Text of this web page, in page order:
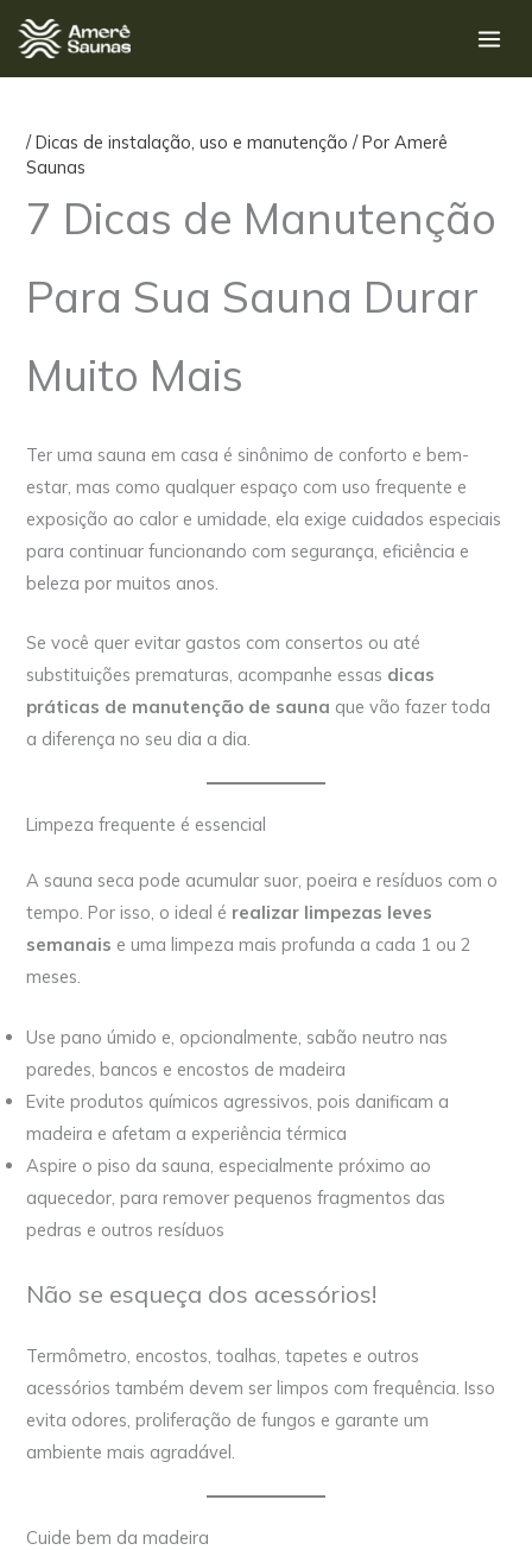
para
o
/Dicas de instalação, uso e manutenção / PorAmerê
Saunas
7 Dicas de Manutenção
Para Sua Sauna Durar
Muito Mais
Ter uma sauna em casa é sinônimo de conforto e bem-
estar, mas como qualquer espaço com uso frequente e
exposição ao calor e umidade, ela exige cuidados especiais
para continuar funcionando com segurança, eficiência e
beleza por muitos anos.
Se você quer evitar gastos com consertos ou até
substituições prematuras, acompanhe essas dicas
práticas de manutenção de sauna que vão fazer toda
a diferença no seu dia a dia.
Limpeza frequente é essencial
A sauna seca pode acumular suor, poeira e resíduos com o
tempo. Por isso, o ideal é realizar limpezas leves
semanais e uma limpeza mais profunda a cada 1 ou 2
meses.
Use pano úmido e, opcionalmente, sabão neutro nas
paredes, bancos e encostos de madeira
Evite produtos químicos agressivos, pois danificam a
madeira e afetam a experiência térmica
Aspire o piso da sauna, especialmente próximo ao
aquecedor, para remover pequenos fragmentos das
pedras e outros resíduos
Não se esqueça dos acessórios!
Termômetro, encostos, toalhas, tapetes e outros
acessórios também devem ser limpos com frequência. Isso
evita odores, proliferação de fungos e garante um
ambiente mais agradável.
Cuide bem da madeira